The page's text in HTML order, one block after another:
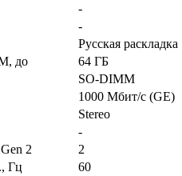
-
-
Русская раскладка
до
64 ГБ
SO-DIMM
1000 Мбит/с (GE)
Stereo
-
2
2
Гц
60